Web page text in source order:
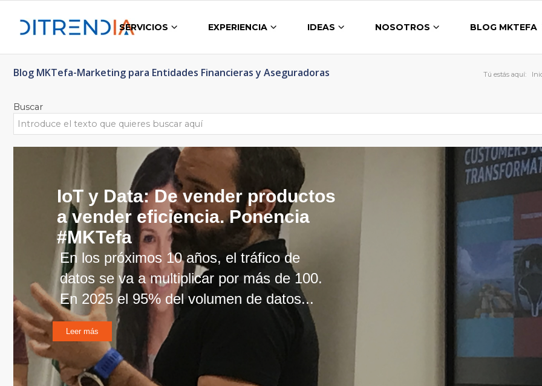
SERVICIOS EXPERIENCIA IDEAS NOSOTROS BLOG MKTEFA
Blog MKTefa-Marketing para Entidades Financieras y Aseguradoras Tú estás aquí:
Buscar
IoT y Data: De vender productos
a vender eficiencia. Ponencia
#MKTefa
En los próximos 10 años, el tráfico de
datos se va a multiplicar por más de 100.
En 2025 el 95% del volumen de datos...
Leer más